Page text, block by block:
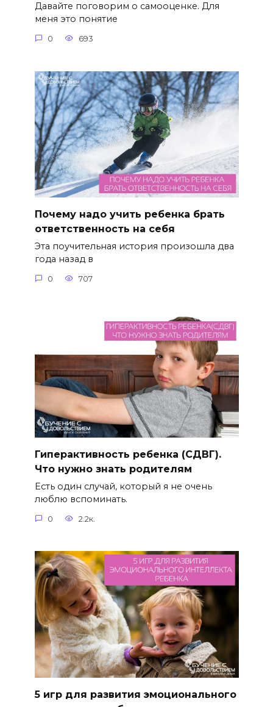
Давайте поговорим о самооценке. Для
меня это понятие
0 693
Почему надо учить ребенка брать
ответственность на себя
Эта поучительная история произошла два
года назад в
0 707
Гиперактивность ребенка (СДВГ).
Что нужно знать родителям
Есть один случай, который я не очень
люблю вспоминать.
0 2.2к.
5 игр для развития эмоционального